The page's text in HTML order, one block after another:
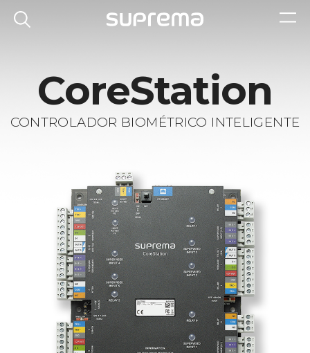
CoreStation
CONTROLADOR BIOMÉTRICO INTELIGENTE